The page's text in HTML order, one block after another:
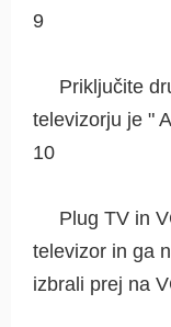
9
Priključite
televizorju je "
10
Plug TV in
televizor in ga
izbrali prej na